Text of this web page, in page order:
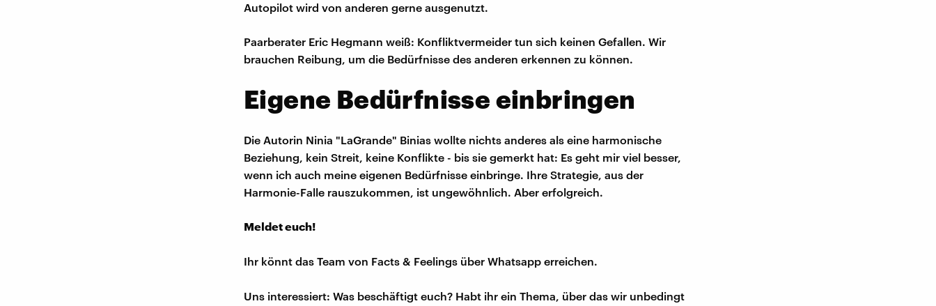
Autopilot wird von anderen gerne ausgenutzt.
Paarberater Eric Hegmann weiß: Konfliktvermeider tun sich keinen Gefallen. Wir
brauchen Reibung, um die Bedürfnisse des anderen erkennen zu können.
Eigene Bedürfnisse einbringen
Die Autorin Ninia "LaGrande" Binias wollte nichts anderes als eine harmonische
Beziehung, kein Streit, keine Konflikte - bis sie gemerkt hat: Es geht mir viel besser,
wenn ich auch meine eigenen Bedürfnisse einbringe. Ihre Strategie, aus der
Harmonie-Falle rauszukommen, ist ungewöhnlich. Aber erfolgreich.
Meldet euch!
Ihr könnt das Team von Facts & Feelings über Whatsapp erreichen.
Uns interessiert: Was beschäftigt euch? Habt ihr ein Thema, über das wir unbedingt